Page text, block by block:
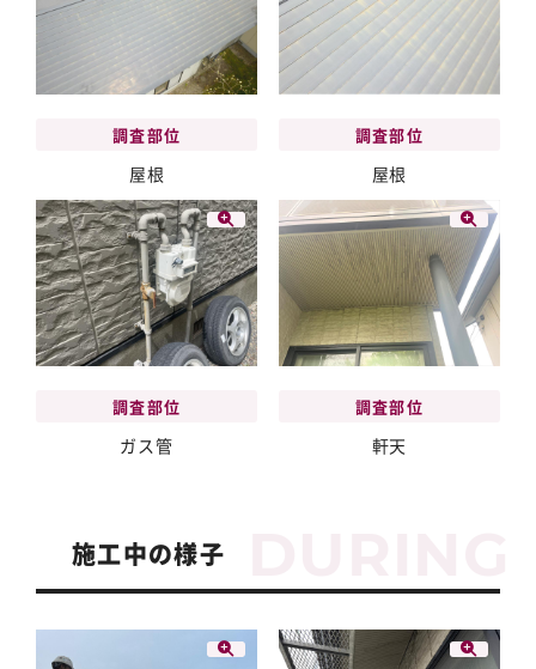
調査部位
屋根
調査部位
屋根
調査部位
ガス管
調査部位
軒天
施工中の様子